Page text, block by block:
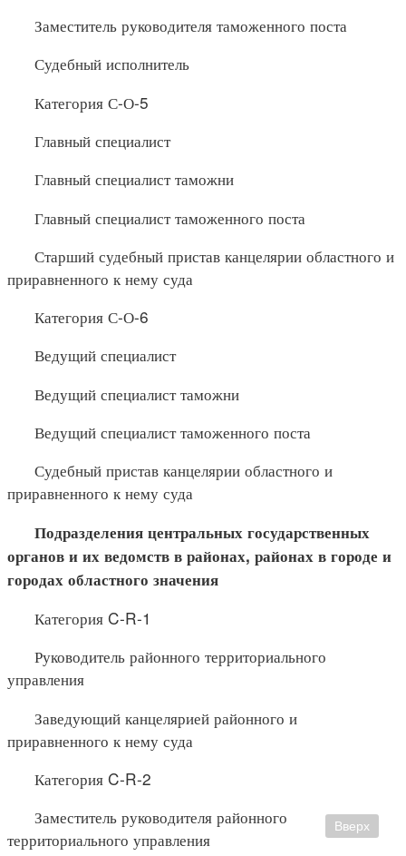
Заместитель руководителя таможенного поста
Судебный исполнитель
Категория С-О-5
Главный специалист
Главный специалист таможни
Главный специалист таможенного поста
Старший судебный пристав канцелярии областного и
приравненного к нему суда
Категория С-О-6
Ведущий специалист
Ведущий специалист таможни
Ведущий специалист таможенного поста
Судебный пристав канцелярии областного и
приравненного к нему суда
Подразделения центральных государственных
органов и их ведомств в районах, районах в городе и
городах областного значения
Категория C-R-1
Руководитель районного территориального
управления
Заведующий канцелярией районного и
приравненного к нему суда
Категория C-R-2
Заместитель руководителя районного
территориального управления
Вверх